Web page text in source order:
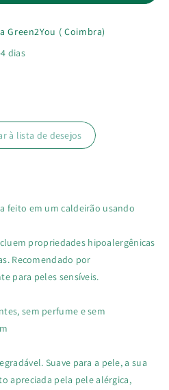
Green2You ( Coimbra)
dias
à lista de desejos
feito em um caldeirão usando
propriedades hipoalergênicas
Recomendado por
para peles sensíveis.
sem perfume e sem
Suave para a pele, a sua
apreciada pela pele alérgica,